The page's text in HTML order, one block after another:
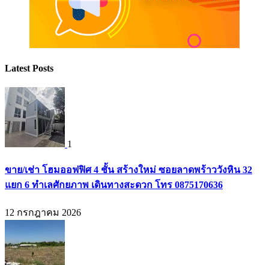
Latest Posts
1
ขาย/เช่า โฮมออฟฟิศ 4 ชั้น สร้างใหม่ ซอยลาดพร้าววังหิน 32
แยก 6 ทำเลศักยภาพ เดินทางสะดวก โทร 0875170636
12 กรกฎาคม 2026